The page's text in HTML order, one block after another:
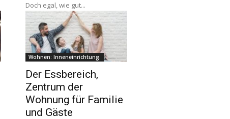
Doch egal, wie gut...
Wohnen: Inneneinrichtung.
Der Essbereich,
Zentrum der
Wohnung für Familie
und Gäste